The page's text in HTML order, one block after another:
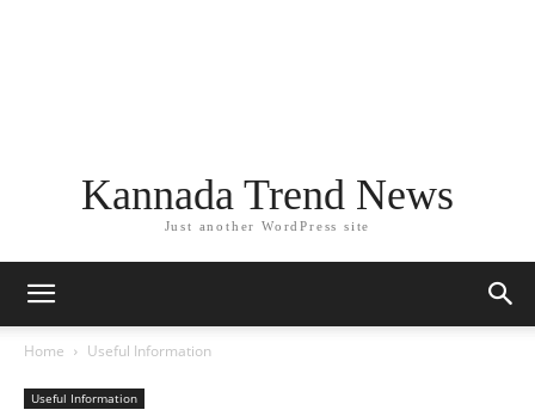
Kannada Trend News
Just another WordPress site
Home Useful Information
Useful Information